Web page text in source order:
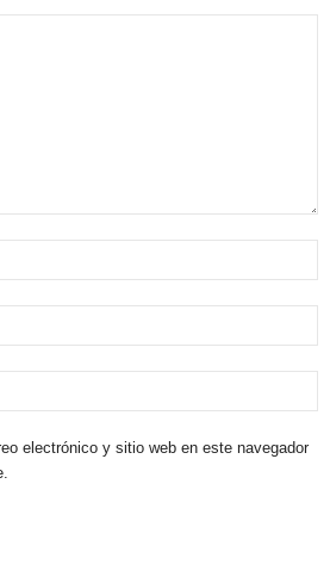
electrónico y sitio web en este navegador